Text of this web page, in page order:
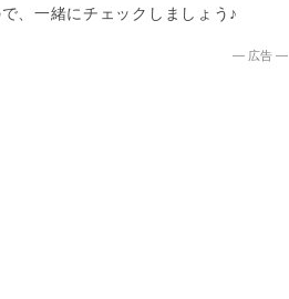
、一緒にチェックしましょう♪
― 広告 ―